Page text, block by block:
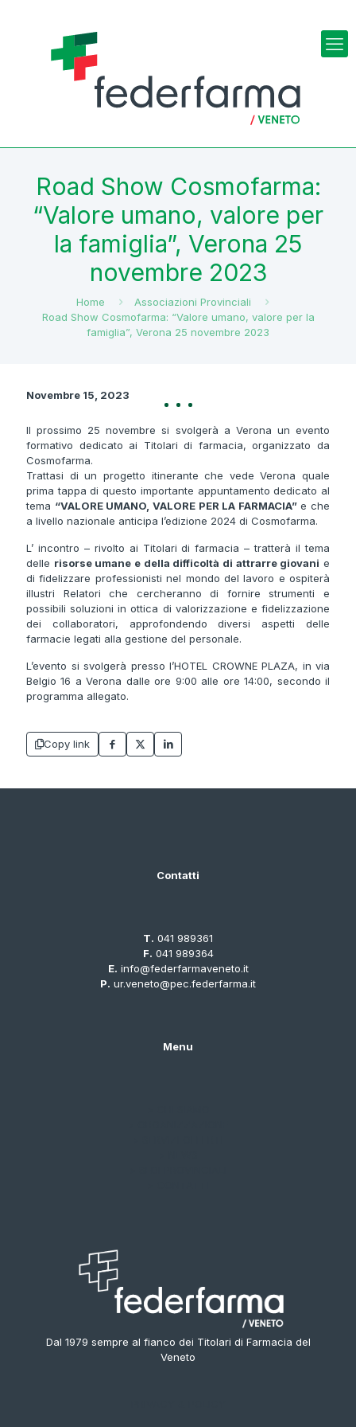
Road Show Cosmofarma:
“Valore umano, valore per
la famiglia”, Verona 25
novembre 2023
Home
Associazioni Provinciali
Road Show Cosmofarma: “Valore umano, valore per la
famiglia”, Verona 25 novembre 2023
Novembre 15, 2023
Il prossimo 25 novembre si svolgerà a Verona un evento
formativo dedicato ai Titolari di farmacia, organizzato da
Cosmofarma.
Trattasi di un progetto itinerante che vede Verona quale
prima tappa di questo importante appuntamento dedicato al
tema “VALORE UMANO, VALORE PER LA FARMACIA”e che
a livello nazionale anticipa l’edizione 2024 di Cosmofarma.
L’ incontro – rivolto ai Titolari di farmacia – tratterà il tema
delle risorse umane e della difficoltà di attrarre giovani e
di fidelizzare professionisti nel mondo del lavoro e ospiterà
illustri Relatori che cercheranno di fornire strumenti e
possibili soluzioni in ottica di valorizzazione e fidelizzazione
dei collaboratori, approfondendo diversi aspetti delle
farmacie legati alla gestione del personale.
L’evento si svolgerà presso l’HOTEL CROWNE PLAZA, in via
Belgio 16 a Verona dalle ore 9:00 alle ore 14:00, secondo il
programma allegato.
Copy link
Contatti
T. 041 989361
F. 041 989364
E. info@federfarmaveneto.it
P. ur.veneto@pec.federfarma.it
Menu
Dal 1979 sempre al fianco dei Titolari di Farmacia del
Veneto